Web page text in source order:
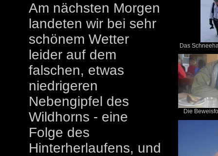
Am nächsten Morgen
landeten wir bei sehr
schönem Wetter
leider auf dem
falschen, etwas
niedrigeren
Nebengipfel des
Wildhorns - eine
Folge des
Hinterherlaufens, und
Das
Die